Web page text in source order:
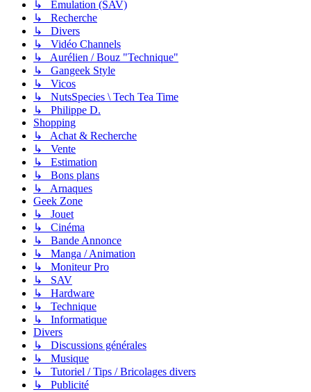
↳ Emulation (SAV)
↳ Recherche
↳ Divers
↳ Vidéo Channels
↳ Aurélien / Bouz "Technique"
↳ Gangeek Style
↳ Vicos
↳ NutsSpecies \ Tech Tea Time
↳ Philippe D.
Shopping
↳ Achat & Recherche
↳ Vente
↳ Estimation
↳ Bons plans
↳ Arnaques
Geek Zone
↳ Jouet
↳ Cinéma
↳ Bande Annonce
↳ Manga / Animation
↳ Moniteur Pro
↳ SAV
↳ Hardware
↳ Technique
↳ Informatique
Divers
↳ Discussions générales
↳ Musique
↳ Tutoriel / Tips / Bricolages divers
↳ Publicité